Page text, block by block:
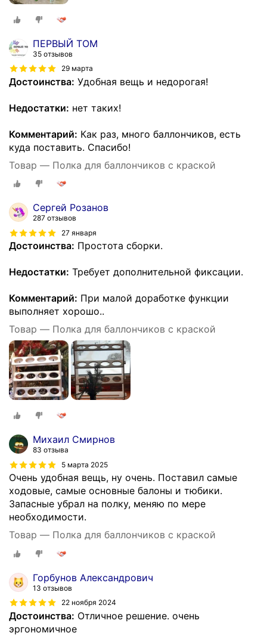
ПЕРВЫЙ ТОМ
35 отзывов
29 марта
Достоинства: Удобная вещь и недорогая!
Недостатки: нет таких!
Комментарий: Как раз, много баллончиков, есть
куда поставить. Спасибо!
Товар — Полка для баллончиков с краской
Ceргей Розанов
287 отзывов
27 января
Достоинства: Простота сборки.
Недостатки: Требует дополнительной фиксации.
Комментарий: При малой доработке функции
выполняет хорошо..
Товар — Полка для баллончиков с краской
Михаил Смирнов
83 отзыва
5 марта 2025
Очень удобная вещь, ну очень. Поставил самые
ходовые, самые основные балоны и тюбики.
Запасные убрал на полку, меняю по мере
необходимости.
Товар — Полка для баллончиков с краской
Горбунов Александрович
13 отзывов
22 ноября 2024
Достоинства: Отличное решение. очень
эргономичное